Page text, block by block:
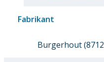
Fabrikant
Burgerhout